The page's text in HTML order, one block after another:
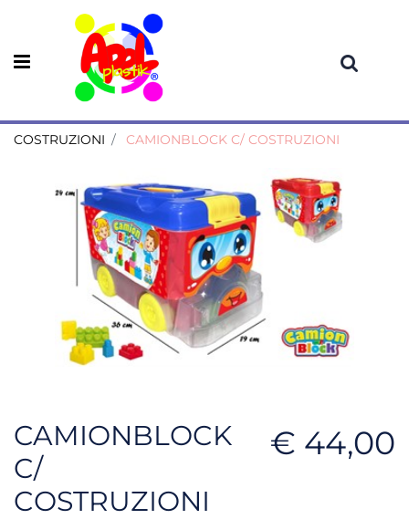
Open menu
COSTRUZIONI CAMIONBLOCK C/ COSTRUZIONI
CAMIONBLOCK
C/
COSTRUZIONI
€ 44,00